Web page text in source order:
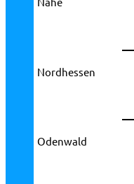
Nordhessen
Odenwald